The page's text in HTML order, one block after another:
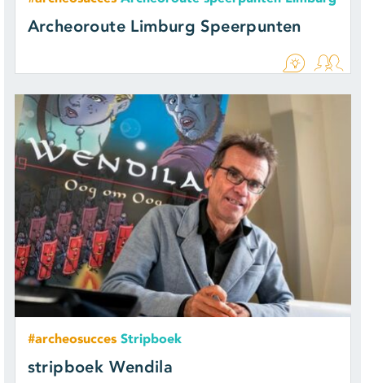
Archeoroute Limburg Speerpunten
#archeosucces Stripboek
stripboek Wendila